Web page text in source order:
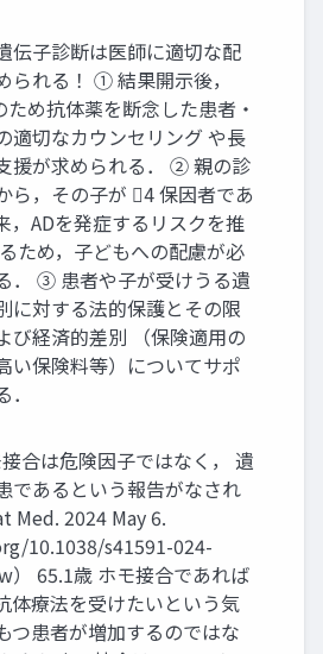
伝子診断は医師に適切な配
られる！ ① 結果開示後，
め抗体薬を断念した患者・
適切なカウンセリング や長
援が求められる． ② 親の診
ら，その子が 4 保因者であ
，ADを発症するリスクを推
ため，子どもへの配慮が必
． ③ 患者や子が受けうる遺
に対する法的保護とその限
び経済的差別 （保険適用の
い保険料等）についてサポ
合は危険因子ではなく， 遺
であるという報告がなされ
Med. 2024 May 6.
10.1038/s41591-024-
） 65.1歳 ホモ接合であれば
体療法を受けたいという気
つ患者が増加するのではな